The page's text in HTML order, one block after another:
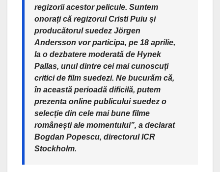
regizorii acestor pelicule. Suntem
onorați că regizorul Cristi Puiu și
producătorul suedez Jörgen
Andersson vor participa, pe 18 aprilie,
la o dezbatere moderată de Hynek
Pallas, unul dintre cei mai cunoscuți
critici de film suedezi. Ne bucurăm că,
în această perioadă dificilă, putem
prezenta online publicului suedez o
selecție din cele mai bune filme
românești ale momentului”, a declarat
Bogdan Popescu, directorul ICR
Stockholm.